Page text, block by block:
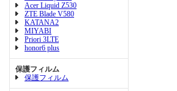
Acer Liquid Z530
ZTE Blade V580
KATANA2
MIYABI
Priori 3LTE
honor6 plus
保護フィルム
保護フィルム